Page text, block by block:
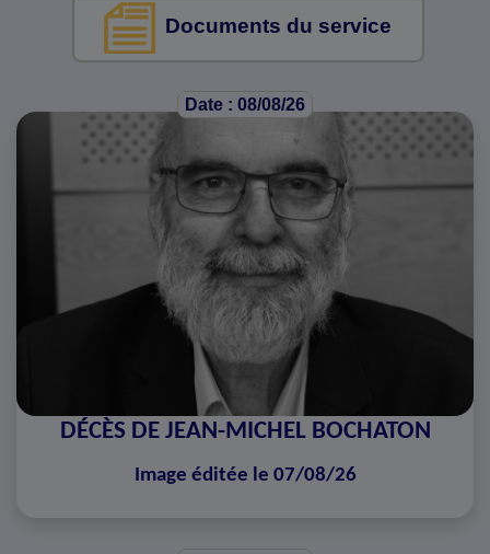
Documents du service
Date : 08/08/26
DÉCÈS DE JEAN-MICHEL BOCHATON
Image éditée le 07/08/26